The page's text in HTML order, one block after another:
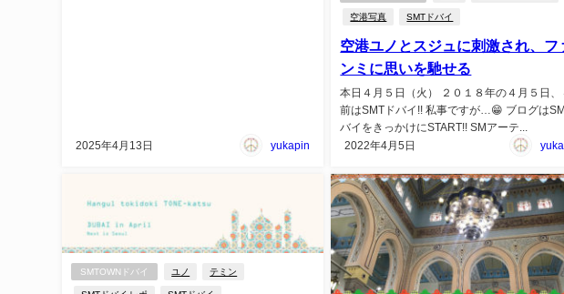
2025年4月13日 yukapin
空港写真 SMTドバイ
空港ユノとスジュに刺激され、フ
ンミに思いを馳せる
本日４月５日（火） ２０１８年の４月５日、
前はSMTドバイ!! 私事ですが…😁 ブログは
バイをきっかけにSTART!! SMアーテ...
2022年4月5日
SMTOWNドバイ ユノ テミン